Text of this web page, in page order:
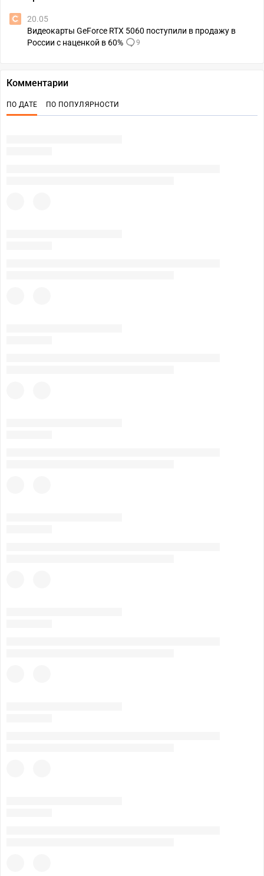
20.05
Видеокарты GeForce RTX 5060 поступили в продажу в
России с наценкой в 60%
9
Комментарии
ПО ДАТЕ ПО ПОПУЛЯРНОСТИ